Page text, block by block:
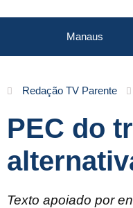
Manaus
Redação TV Parente
PEC do
Texto apoiado por